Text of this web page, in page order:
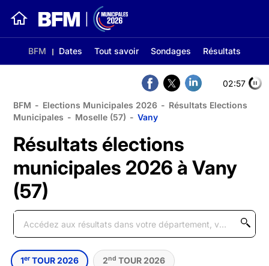
BFM Dates Tout savoir Sondages Résultats
02:56
BFM - Elections Municipales 2026 - Résultats Elections
Municipales - Moselle (57) - Vany
Résultats élections
municipales 2026 à Vany
(57)
1er TOUR 2026 2nd TOUR 2026